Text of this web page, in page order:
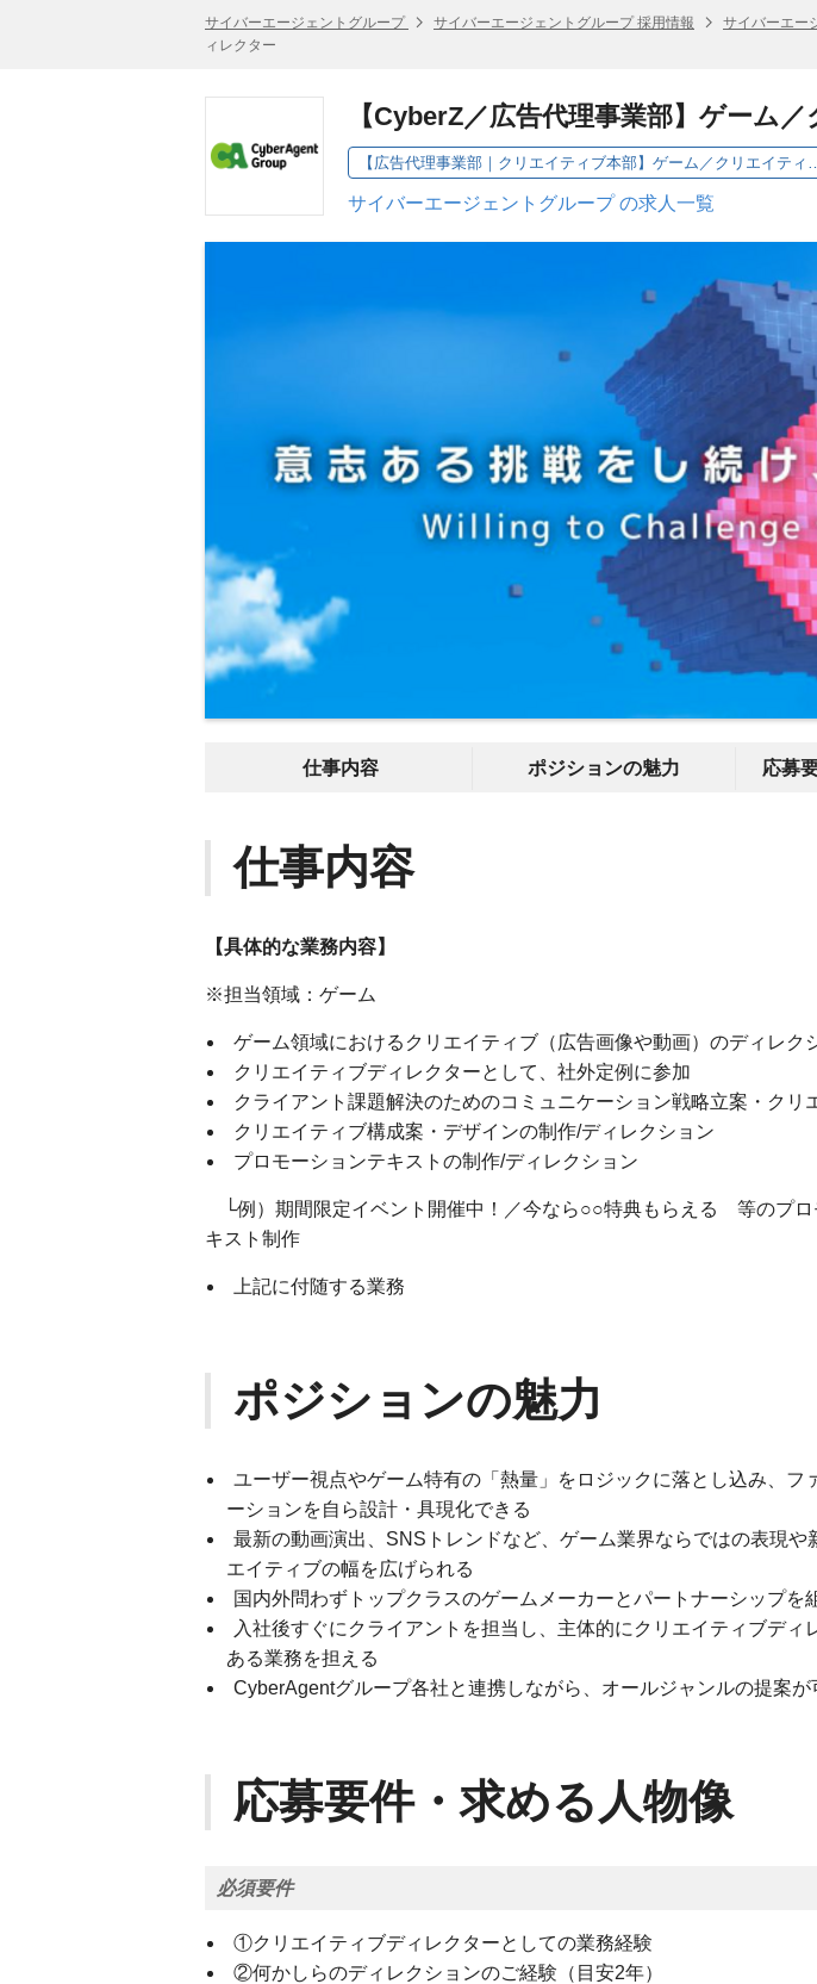
サイバーエージェントグループ サイバーエージェントグループ 採用情報 サイバーエー
ィレクター
【CyberZ／広告代理事業部】ゲーム
【広告代理事業部｜クリエイティ
サイバーエージェントグループ の求人一覧
仕事内容 ポジションの魅力 応募
仕事内容
【具体的な業務内容】
※担当領域：ゲーム
ゲーム領域におけるクリエイティブ（広告画像や動画）のディレク
クリエイティブディレクターとして、社外定例に参加
クライアント課題解決のためのコミュニケーション戦略立案・クリ
クリエイティブ構成案・デザインの制作/ディレクション
プロモーションテキストの制作/ディレクション
└例）期間限定イベント開催中！／今なら○○特典もらえる 等のプロ
キスト制作
上記に付随する業務
ポジションの魅力
ユーザー視点やゲーム特有の「熱量」をロジックに落とし込み、フ
ーションを自ら設計・具現化できる
最新の動画演出、SNSトレンドなど、ゲーム業界ならではの表現や
エイティブの幅を広げられる
国内外問わずトップクラスのゲームメーカーとパートナーシップを
入社後すぐにクライアントを担当し、主体的にクリエイティブディ
ある業務を担える
CyberAgentグループ各社と連携しながら、オールジャンルの提案が
応募要件・求める人物像
必須要件
①クリエイティブディレクターとしての業務経験
②何かしらのディレクションのご経験（目安2年）